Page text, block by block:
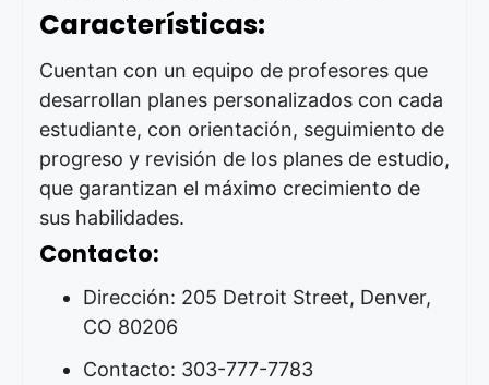
Características:
Cuentan con un equipo de profesores que
desarrollan planes personalizados con cada
estudiante, con orientación, seguimiento de
progreso y revisión de los planes de estudio,
que garantizan el máximo crecimiento de
sus habilidades.
Contacto:
Dirección: 205 Detroit Street, Denver,
CO 80206
Contacto: 303-777-7783